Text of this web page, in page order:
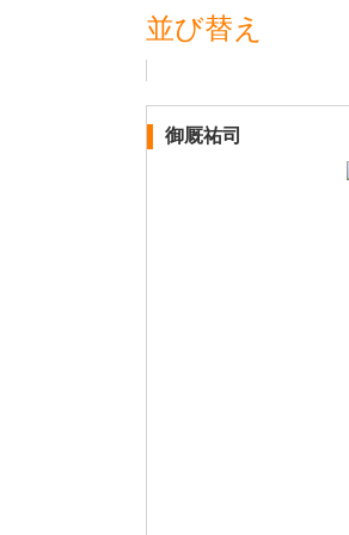
並び替え
御厩祐司